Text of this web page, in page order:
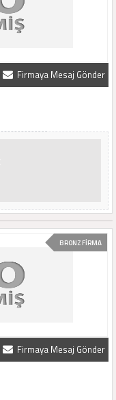
Firmaya Mesaj Gönder
BRONZ FİRMA
Firmaya Mesaj Gönder